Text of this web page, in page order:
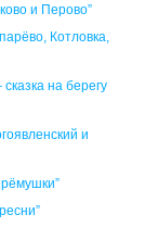
и Перово”
Котловка,
на берегу
и